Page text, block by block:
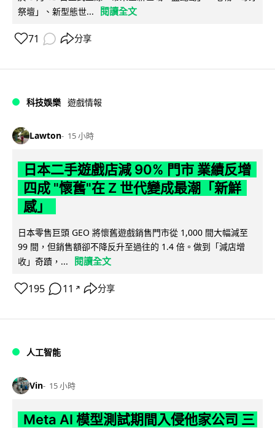
祭壇」、新型態世...
閱讀全文
71 分享
科技娛樂 遊戲情報
Lawton 15 小時
日本二手遊戲店減 90% 門市 業績反增
四成 "懷舊"在 Z 世代變成最潮「新鮮
感」
日本零售巨頭 GEO 將懷舊遊戲銷售門市從 1,000 間大幅減至
99 間，但銷售額卻不降反升至過往的 1.4 倍。做到「減店增
收」奇蹟，...
閱讀全文
195 11 ↗ 分享
人工智能
Vin 15 小時
Meta AI 模型測試期間入侵他家公司 三